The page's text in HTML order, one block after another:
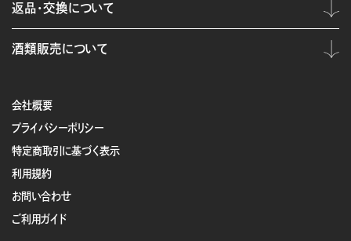
会社概要
プライバシーポリシー
特定商取引に基づく表示
利用規約
お問い合わせ
ご利用ガイド
返品・交換について
酒類販売について